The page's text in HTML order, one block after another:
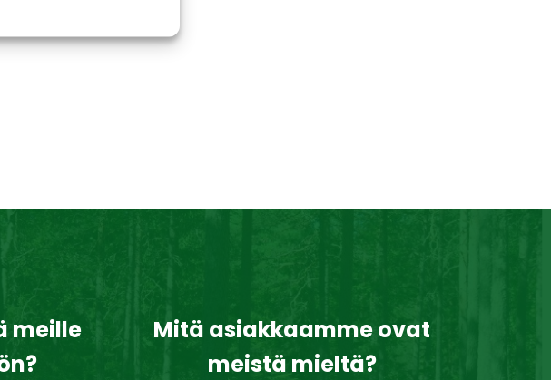
meille
Mitä asiakkaamme ovat
meistä mieltä?